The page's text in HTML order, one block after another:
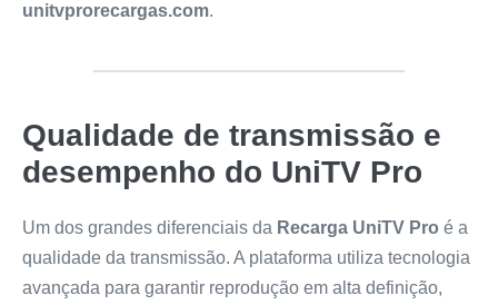
unitvprorecargas.com.
Qualidade de transmissão e
desempenho do UniTV Pro
Um dos grandes diferenciais da Recarga UniTV Pro é a
qualidade da transmissão. A plataforma utiliza tecnologia
avançada para garantir reprodução em alta definição,